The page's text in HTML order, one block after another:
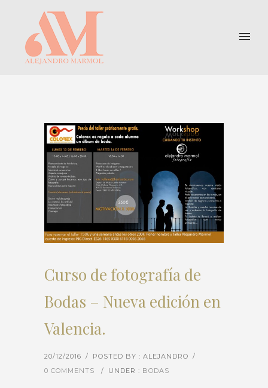
Curso de fotografía de
Bodas – Nueva edición en
Valencia.
20/12/2016 / POSTED BY : ALEJANDRO /
0 COMMENTS
/ UNDER : BODAS